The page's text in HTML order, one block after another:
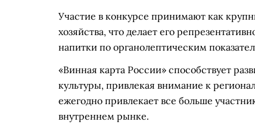
Участие в конкурсе принимают как
хозяйства, что делает его
напитки по органолептическим
«Винная карта России» способствует
культуры, привлекая внимание к
ежегодно привлекает все больше
внутреннем рынке.